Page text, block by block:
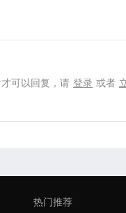
可以回复，请 登录 或者
热门推荐